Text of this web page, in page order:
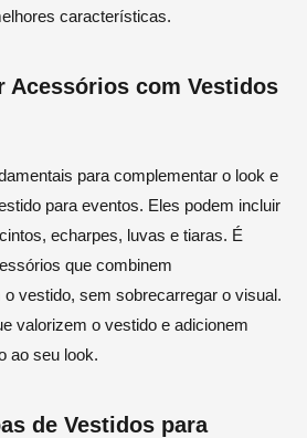
características.
Acessórios com Vestidos
para complementar o look e
para eventos. Eles podem incluir
echarpes, luvas e tiaras. É
que combinem
vestido, sem sobrecarregar o visual.
valorizem o vestido e adicionem
ao seu look.
de Vestidos para